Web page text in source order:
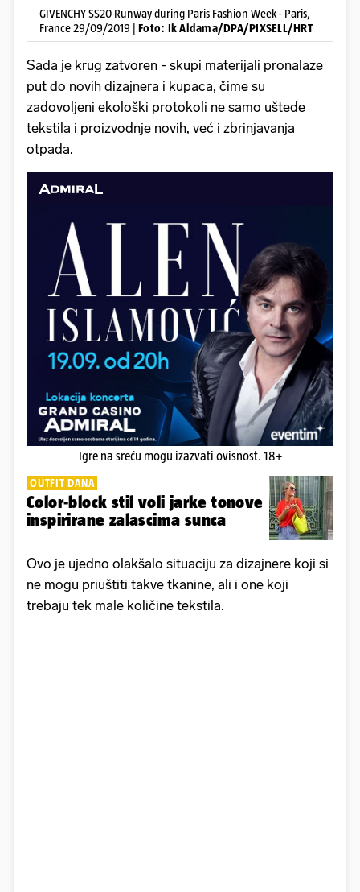
GIVENCHY SS20 Runway during Paris Fashion Week - Paris,
France 29/09/2019 | Foto: Ik Aldama/DPA/PIXSELL/HRT
Sada je krug zatvoren - skupi materijali pronalaze
put do novih dizajnera i kupaca, čime su
zadovoljeni ekološki protokoli ne samo uštede
tekstila i proizvodnje novih, već i zbrinjavanja
otpada.
Igre na sreću mogu izazvati ovisnost. 18+
OUTFIT DANA
Color-block stil voli jarke tonove
inspirirane zalascima sunca
Ovo je ujedno olakšalo situaciju za dizajnere koji si
ne mogu priuštiti takve tkanine, ali i one koji
trebaju tek male količine tekstila.